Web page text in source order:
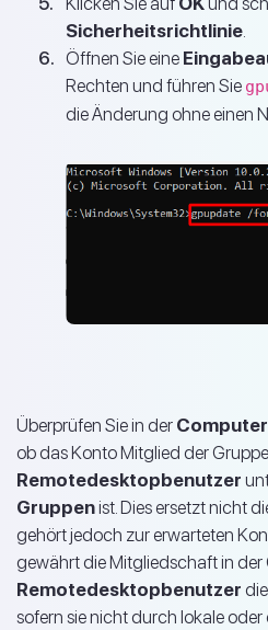
Sicherheitsrichtlinie
Öffnen Sie eine
Rechten und führen Sie
die Änderung ohne einen
Überprüfen Sie in der
ob das Konto Mitglied der Gruppe
Remotedesktopbenutzer
Gruppenist. Dies ersetzt nicht
gehört jedoch zur erwarteten
gewährt die Mitgliedschaft in der
Remotedesktopbenutzer
sofern sie nicht durch lokale